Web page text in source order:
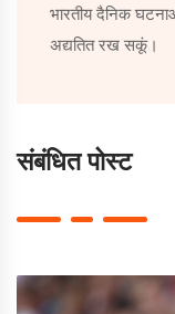
भारतीय दैनिक
अद्यतित रख सकूं।
संबंधित पोस्ट